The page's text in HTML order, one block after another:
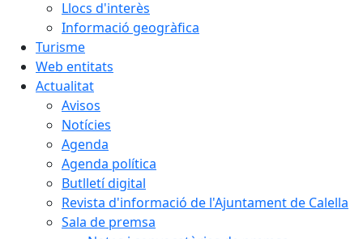
Llocs d'interès
Informació geogràfica
Turisme
Web entitats
Actualitat
Avisos
Notícies
Agenda
Agenda política
Butlletí digital
Revista d'informació de l'Ajuntament de Calella
Sala de premsa